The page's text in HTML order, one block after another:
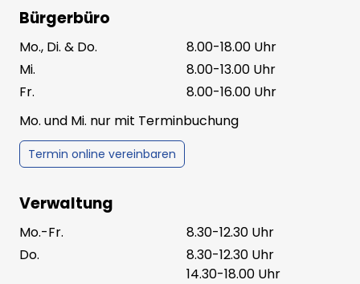
Bürgerbüro
Mo., Di. & Do.
8.00-18.00 Uhr
Mi.
8.00-13.00 Uhr
Fr.
8.00-16.00 Uhr
Mo. und Mi. nur mit Terminbuchung
Termin online vereinbaren
Verwaltung
Mo.-Fr.
8.30-12.30 Uhr
Do.
8.30-12.30 Uhr
14.30-18.00 Uhr